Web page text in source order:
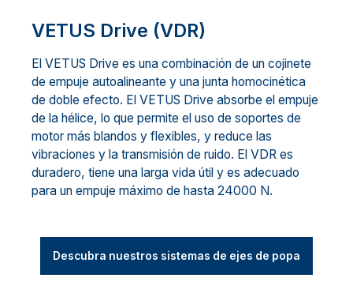
VETUS Drive (VDR)
El VETUS Drive es una combinación de un cojinete
de empuje autoalineante y una junta homocinética
de doble efecto. El VETUS Drive absorbe el empuje
de la hélice, lo que permite el uso de soportes de
motor más blandos y flexibles, y reduce las
vibraciones y la transmisión de ruido. El VDR es
duradero, tiene una larga vida útil y es adecuado
para un empuje máximo de hasta 24000 N.
Descubra nuestros sistemas de ejes de popa